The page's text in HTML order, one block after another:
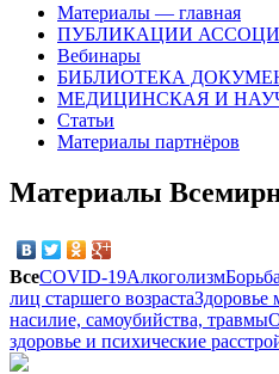
Материалы — главная
ПУБЛИКАЦИИ
Вебинары
БИБЛИОТЕКА
МЕДИЦИНСКАЯ И
Статьи
Материалы партнёров
Материалы
ВсеCOVID-19Алкоголизм
лиц старшего возрастаЗдоровье
насилие, самоубийства, травмы
здоровье и психические